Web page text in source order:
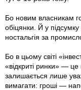
Бо новим власникам
обіцянки. Й у
ностальгія за
Бо в цьому світі
«відкриті ринки» — це
залишається лише
вимагати: гроші —